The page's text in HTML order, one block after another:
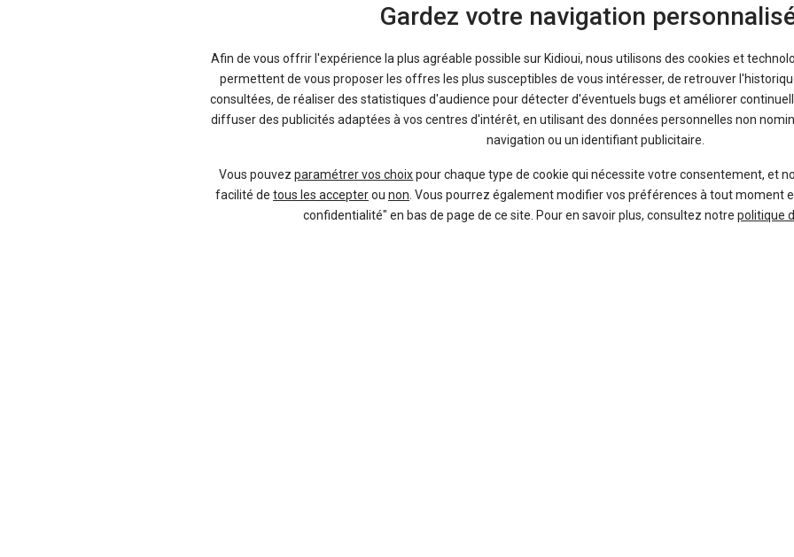
Neuf -39 %
MG4
Neuf -17 %
TOYOTA
Yaris Cross
DACIA
Gardez votre navigation
Afin de vous offrir l'expérience la plus agréable possible sur Kidioui, nous utilisons des cookies et
permettent de vous proposer les offres les plus susceptibles de vous intéresser, de retrouver
consultées, de réaliser des statistiques d'audience pour détecter d'éventuels bugs et améliorer
diffuser des publicités adaptées à vos centres d'intérêt, en utilisant des données personnelles non
navigation ou un identifiant publicitaire.
Vous pouvezparamétrer vos choixpour chaque type de cookie qui nécessite votre consentement, et
facilité de tous les accepterou non . Vous pourrez également modifier vos préférences à tout moment
confidentialité" en bas de page de ce site. Pour en savoir plus, consultez notrepolitique